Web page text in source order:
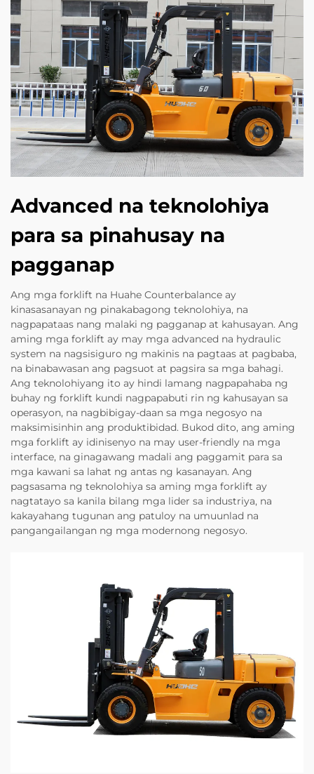
Advanced na teknolohiya
para sa pinahusay na
pagganap
Ang mga forklift na Huahe Counterbalance ay
kinasasanayan ng pinakabagong teknolohiya, na
nagpapataas nang malaki ng pagganap at kahusayan. Ang
aming mga forklift ay may mga advanced na hydraulic
system na nagsisiguro ng makinis na pagtaas at pagbaba,
na binabawasan ang pagsuot at pagsira sa mga bahagi.
Ang teknolohiyang ito ay hindi lamang nagpapahaba ng
buhay ng forklift kundi nagpapabuti rin ng kahusayan sa
operasyon, na nagbibigay-daan sa mga negosyo na
maksimisinhin ang produktibidad. Bukod dito, ang aming
mga forklift ay idinisenyo na may user-friendly na mga
interface, na ginagawang madali ang paggamit para sa
mga kawani sa lahat ng antas ng kasanayan. Ang
pagsasama ng teknolohiya sa aming mga forklift ay
nagtatayo sa kanila bilang mga lider sa industriya, na
kakayahang tugunan ang patuloy na umuunlad na
pangangailangan ng mga modernong negosyo.